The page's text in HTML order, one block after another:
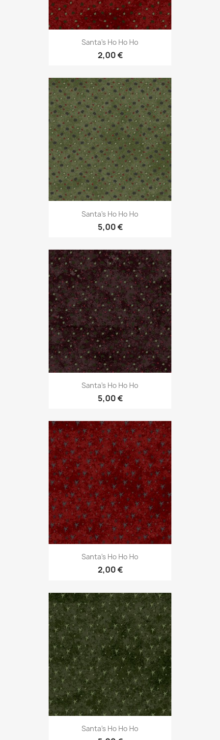
Santa's Ho Ho Ho
2,00 €
Santa's Ho Ho Ho
5,00 €
Santa's Ho Ho Ho
5,00 €
Santa's Ho Ho Ho
2,00 €
Santa's Ho Ho Ho